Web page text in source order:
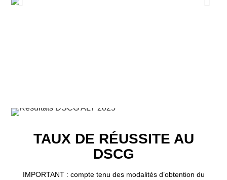
TAUX DE RÉUSSITE AU
DSCG
IMPORTANT : compte tenu des modalités d’obtention du